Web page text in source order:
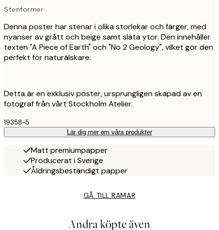
Stenformer
Denna poster har stenar i olika storlekar och färger, med
nyanser av grått och beige samt släta ytor. Den innehåller
texten "A Piece of Earth" och "No 2 Geology", vilket gör den
perfekt för naturälskare.
Detta är en exklusiv poster, ursprungligen skapad av en
fotograf från vårt Stockholm Atelier.
19358-5
Lär dig mer om våra produkter
Matt premiumpapper
Producerat i Sverige
Åldringsbeständigt papper
GÅ TILL RAMAR
Andra köpte även